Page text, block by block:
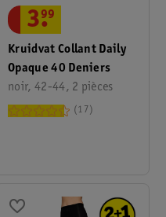
Kruidvat Collant Daily
Opaque 40 Deniers
noir, 42-44, 2 pièces
3.
99
17